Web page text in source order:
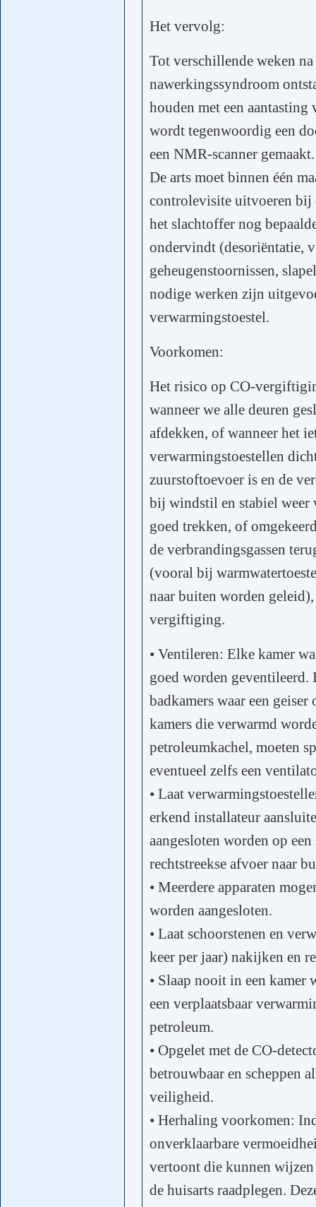
Het vervolg:
Tot verschillende weken
nawerkingssyndroom
houden met een
wordt tegenwoordig een
een NMR-scanner gemaakt.
De arts moet binnen één
controlevisite uitvoeren bij
het slachtoffer nog
ondervindt (desoriëntatie,
geheugenstoornissen,
nodige werken zijn
verwarmingstoestel.
Voorkomen:
Het risico op CO-
wanneer we alle deuren
afdekken, of wanneer het
verwarmingstoestellen
zuurstoftoevoer is en de
bij windstil en stabiel weer
goed trekken, of
de verbrandingsgassen
(vooral bij
naar buiten worden
vergiftiging.
• Ventileren: Elke kamer
goed worden geventileerd.
badkamers waar een
kamers die verwarmd
petroleumkachel, moeten
eventueel zelfs een
• Laat
erkend installateur
aangesloten worden op
rechtstreekse afvoer naar
• Meerdere apparaten
worden aangesloten.
• Laat schoorstenen en
keer per jaar) nakijken en
• Slaap nooit in een kamer
een verplaatsbaar
petroleum.
• Opgelet met de CO-
betrouwbaar en scheppen
veiligheid.
• Herhaling voorkomen:
onverklaarbare
vertoont die kunnen
de huisarts raadplegen.